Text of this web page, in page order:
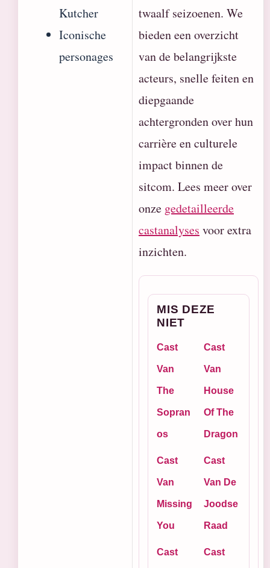
Kutcher
Iconische
personages
twaalf seizoenen. We
bieden een overzicht
van de belangrijkste
acteurs, snelle feiten en
diepgaande
achtergronden over hun
carrière en culturele
impact binnen de
sitcom. Lees meer over
onze gedetailleerde
castanalyses voor extra
inzichten.
MIS DEZE
NIET
Cast
Van
The
Sopran
os
Cast
Van
House
Of The
Dragon
Cast
Van
Missing
You
Cast
Van De
Joodse
Raad
Cast Cast